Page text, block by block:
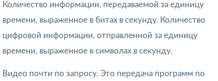
Количество информации, передаваемой за единицу
времени, выраженное в битах в секунду. Количество
цифровой информации, отправленной за единицу
времени, выраженное в символах в секунду.
Видео почти по запросу. Это передача программ по